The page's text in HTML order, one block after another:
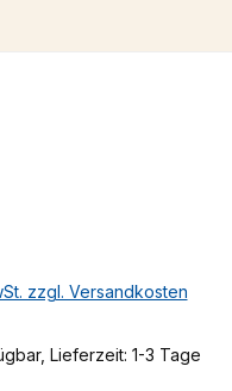
zzgl. Versandkosten
Lieferzeit: 1-3 Tage